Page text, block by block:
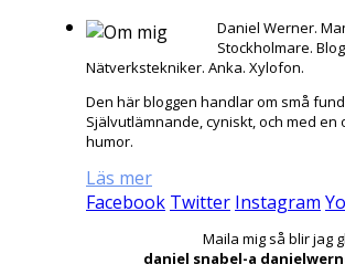
Daniel Werner.
Stockholmare.
Nätverkstekniker. Anka. Xylofon.
Den här bloggen handlar om små
Självutlämnande, cyniskt, och med en
humor.
Läs mer
Facebook Twitter Instagram
Maila mig så blir jag
daniel snabel-a